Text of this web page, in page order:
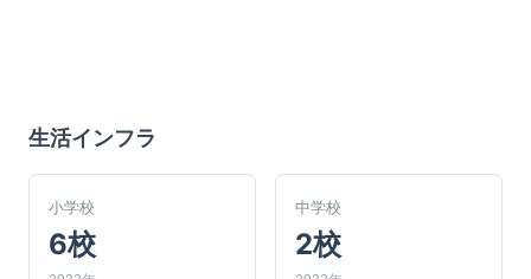
生活インフラ
小学校
6校
中学校
2校